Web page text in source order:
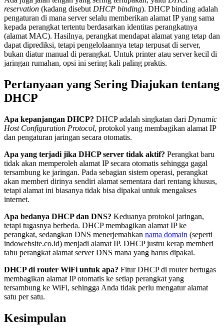
reservation (kadang disebut DHCP binding). DHCP binding adalah
pengaturan di mana server selalu memberikan alamat IP yang sama
kepada perangkat tertentu berdasarkan identitas perangkatnya
(alamat MAC). Hasilnya, perangkat mendapat alamat yang tetap dan
dapat diprediksi, tetapi pengelolaannya tetap terpusat di server,
bukan diatur manual di perangkat. Untuk printer atau server kecil di
jaringan rumahan, opsi ini sering kali paling praktis.
Pertanyaan yang Sering Diajukan tentang
DHCP
Apa kepanjangan DHCP? DHCP adalah singkatan dari Dynamic
Host Configuration Protocol, protokol yang membagikan alamat IP
dan pengaturan jaringan secara otomatis.
Apa yang terjadi jika DHCP server tidak aktif? Perangkat baru
tidak akan memperoleh alamat IP secara otomatis sehingga gagal
tersambung ke jaringan. Pada sebagian sistem operasi, perangkat
akan memberi dirinya sendiri alamat sementara dari rentang khusus,
tetapi alamat ini biasanya tidak bisa dipakai untuk mengakses
internet.
Apa bedanya DHCP dan DNS? Keduanya protokol jaringan,
tetapi tugasnya berbeda. DHCP membagikan alamat IP ke
perangkat, sedangkan DNS menerjemahkan nama domain (seperti
indowebsite.co.id) menjadi alamat IP. DHCP justru kerap memberi
tahu perangkat alamat server DNS mana yang harus dipakai.
DHCP di router WiFi untuk apa? Fitur DHCP di router bertugas
membagikan alamat IP otomatis ke setiap perangkat yang
tersambung ke WiFi, sehingga Anda tidak perlu mengatur alamat
satu per satu.
Kesimpulan